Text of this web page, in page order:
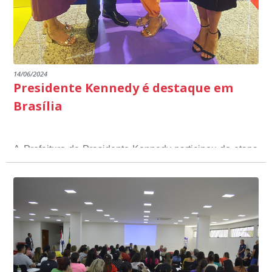
14/06/2024
Presidente Kennedy é destaque em
Brasília
A Prefeitura de Presidente Kennedy participou da etapa
nacional do 12º Prêmio Sebrae Prefeitura
Empreendedora, que visou valorizar e destacar o papel
dos gestores públicos comprometidos com o
desenvolvimento socioeconômico dos municípios, a
partir de iniciativas que estimulam o empreendedorismo,
a competitividade dos pequenos negócios e a
modernização da gestão pública local. O evento